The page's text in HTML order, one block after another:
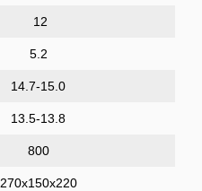
12
5.2
14.7-15.0
13.5-13.8
800
270х150х220